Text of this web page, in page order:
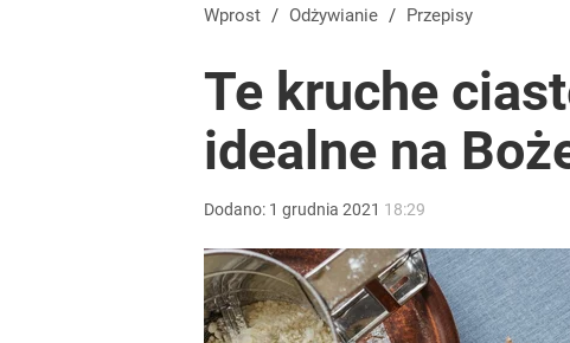
Wprost / Odżywianie / Przepisy
Te kruche
idealne na
Dodano: 1 grudnia 2021 18:29